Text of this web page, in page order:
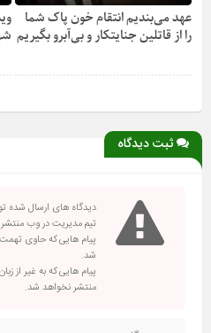
عهد می‌بندیم انتقام خون پاک شما
را از قاتلین جنایتکار و بی‌آبرو بگیریم
ثبت دیدگاه
دیدگاه های ارسال شده
تیم مدیریت در وب
پیام هایی که حاوی تهمت
شد.
پیام هایی که به غیر از
منتشر نخواهد شد.